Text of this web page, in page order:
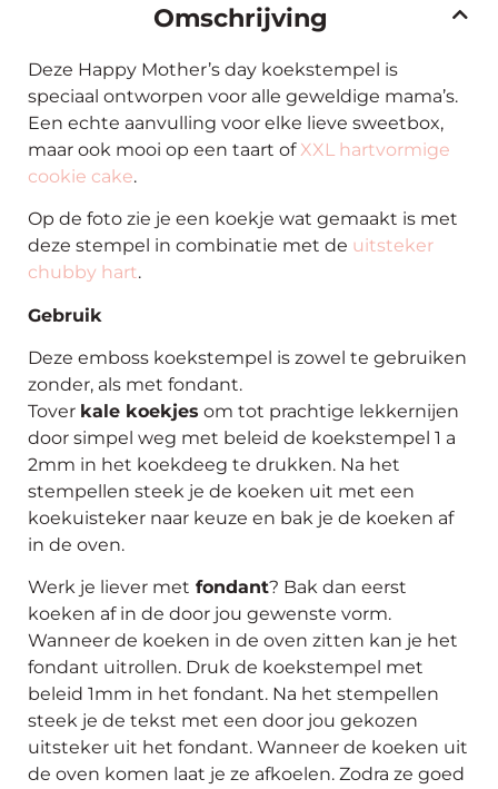
Omschrijving
Deze Happy Mother’s day koekstempel is
speciaal ontworpen voor alle geweldige mama’s.
Een echte aanvulling voor elke lieve sweetbox,
maar ook mooi op een taart ofXXL hartvormige
cookie cake.
Op de foto zie je een koekje wat gemaakt is met
deze stempel in combinatie met de uitsteker
chubby hart.
Gebruik
Deze emboss koekstempel is zowel te gebruiken
zonder, als met fondant.
Tover kale koekjes om tot prachtige lekkernijen
door simpel weg met beleid de koekstempel 1 a
2mm in het koekdeeg te drukken. Na het
stempellen steek je de koeken uit met een
koekuisteker naar keuze en bak je de koeken af
in de oven.
Werk je liever met fondant? Bak dan eerst
koeken af in de door jou gewenste vorm.
Wanneer de koeken in de oven zitten kan je het
fondant uitrollen. Druk de koekstempel met
beleid 1mm in het fondant. Na het stempellen
steek je de tekst met een door jou gekozen
uitsteker uit het fondant. Wanneer de koeken uit
de oven komen laat je ze afkoelen. Zodra ze goed